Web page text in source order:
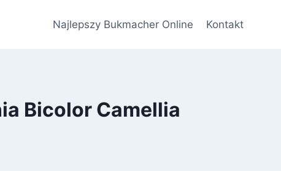
Najlepszy Bukmacher Online Kontakt
Bicolor Camellia